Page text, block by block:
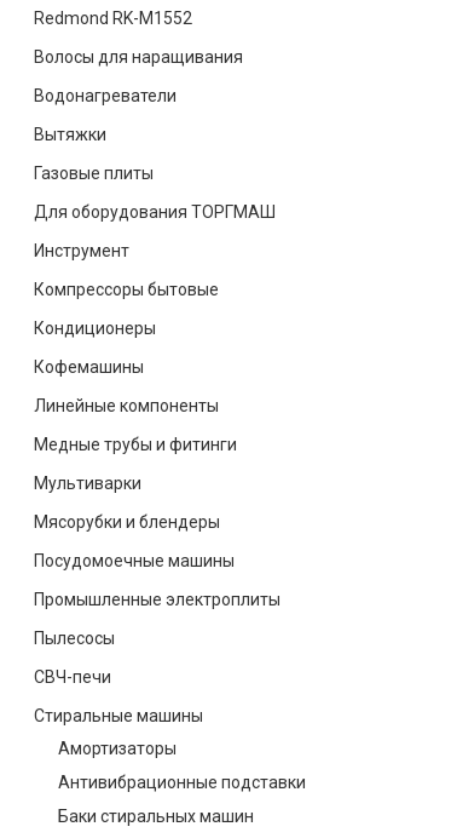
Redmond RK-M1552
Волосы для наращивания
Водонагреватели
Вытяжки
Газовые плиты
Для оборудования ТОРГМАШ
Инструмент
Компрессоры бытовые
Кондиционеры
Кофемашины
Линейные компоненты
Медные трубы и фитинги
Мультиварки
Мясорубки и блендеры
Посудомоечные машины
Промышленные электроплиты
Пылесосы
СВЧ-печи
Стиральные машины
Амортизаторы
Антивибрационные подставки
Баки стиральных машин